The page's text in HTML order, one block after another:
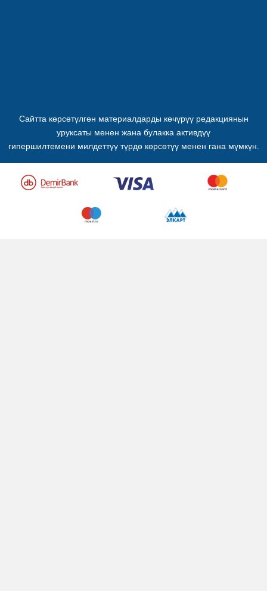
Сайтта көрсөтүлгөн материалдарды көчүрүү редакциянын
уруксаты менен жана булакка активдүү
гипершилтемени милдеттүү түрдө көрсөтүү менен гана мүмкүн.